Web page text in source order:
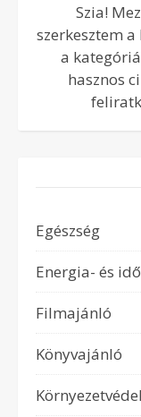
Szia!
szerkesztem
a
hasznos
Egészség
Energia- és
Filmajánló
Könyvajánló